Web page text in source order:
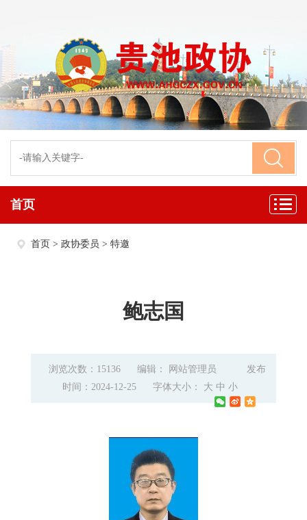
首页
首页 > 政协委员 > 特邀
鲍志国
浏览次数：15136 编辑： 网站管理员
发布
时间：2024-12-25
字体大小： 大 中 小